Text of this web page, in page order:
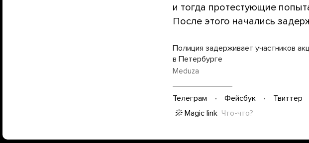
и тогда протестующие
После этого начались
Полиция задерживает участников
в Петербурге
Meduza
Телеграм Фейсбук Твиттер
Magic link Что-что?